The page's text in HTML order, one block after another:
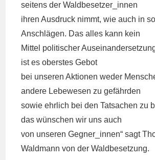
seitens der Waldbesetzer_innen
ihren Ausdruck nimmt, wie auch in
Anschlägen. Das alles kann kein
Mittel politischer
ist es oberstes Gebot
bei unseren Aktionen weder
andere Lebewesen zu gefährden
sowie ehrlich bei den Tatsachen zu
das wünschen wir uns auch
von unseren Gegner_innen“ sagt
Waldmann von der Waldbesetzung.